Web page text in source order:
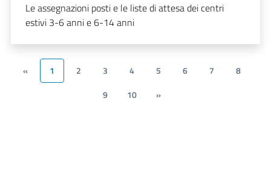
Le assegnazioni posti e le liste di attesa dei centri
estivi 3-6 anni e 6-14 anni
« 1 2 3 4 5 6 7
8
9
10 »